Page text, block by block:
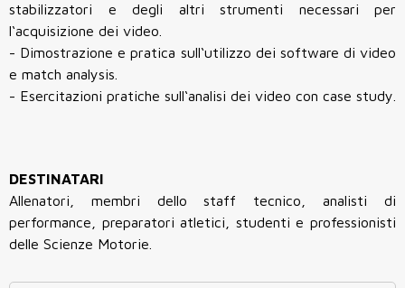
stabilizzatori e degli altri strumenti necessari per
l‘acquisizione dei video.
- Dimostrazione e pratica sull‘utilizzo dei software di video
e match analysis.
- Esercitazioni pratiche sull‘analisi dei video con case study.
DESTINATARI
Allenatori, membri dello staff tecnico, analisti di
performance, preparatori atletici, studenti e professionisti
delle Scienze Motorie.